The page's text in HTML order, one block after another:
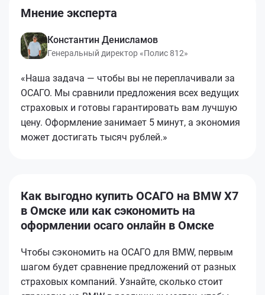
Мнение эксперта
Константин Денисламов
Генеральный директор «Полис 812»
«Наша задача — чтобы вы не переплачивали за
ОСАГО. Мы сравнили предложения всех ведущих
страховых и готовы гарантировать вам лучшую
цену. Оформление занимает 5 минут, а экономия
может достигать тысяч рублей.»
Как выгодно купить ОСАГО на BMW X7
в Омске или как сэкономить на
оформлении осаго онлайн в Омске
Чтобы сэкономить на ОСАГО для BMW, первым
шагом будет сравнение предложений от разных
страховых компаний. Узнайте, сколько стоит